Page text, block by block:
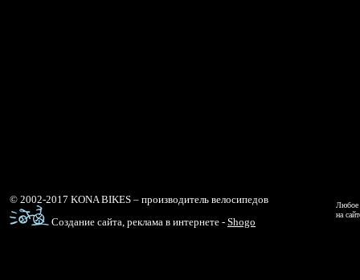
© 2002-2017 KONA BIKES – производитель велосипедов
Создание сайта, реклама в интернете - Shogo
Любое
на